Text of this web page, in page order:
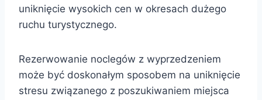
uniknięcie wysokich cen w okresach dużego
ruchu turystycznego.
Rezerwowanie noclegów z wyprzedzeniem
może być doskonałym sposobem na uniknięcie
stresu związanego z poszukiwaniem miejsca